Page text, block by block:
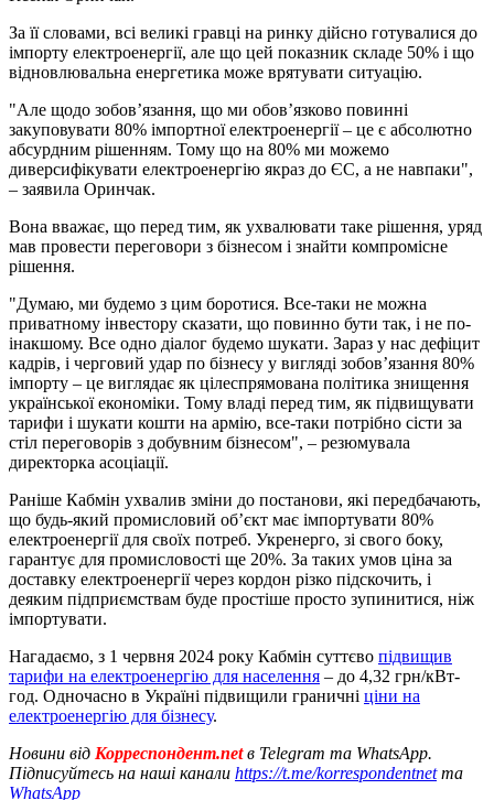
За її словами, всі великі гравці на ринку дійсно готувалися до
імпорту електроенергії, але що цей показник складе 50% і що
відновлювальна енергетика може врятувати ситуацію.
"Але щодо зобов’язання, що ми обов’язково повинні
закуповувати 80% імпортної електроенергії – це є абсолютно
абсурдним рішенням. Тому що на 80% ми можемо
диверсифікувати електроенергію якраз до ЄС, а не навпаки",
– заявила Оринчак.
Вона вважає, що перед тим, як ухвалювати таке рішення, уряд
мав провести переговори з бізнесом і знайти компромісне
рішення.
"Думаю, ми будемо з цим боротися. Все-таки не можна
приватному інвестору сказати, що повинно бути так, і не по-
інакшому. Все одно діалог будемо шукати. Зараз у нас дефіцит
кадрів, і черговий удар по бізнесу у вигляді зобов’язання 80%
імпорту – це виглядає як цілеспрямована політика знищення
української економіки. Тому владі перед тим, як підвищувати
тарифи і шукати кошти на армію, все-таки потрібно сісти за
стіл переговорів з добувним бізнесом", – резюмувала
директорка асоціації.
Раніше Кабмін ухвалив зміни до постанови, які передбачають,
що будь-який промисловий об’єкт має імпортувати 80%
електроенергії для своїх потреб. Укренерго, зі свого боку,
гарантує для промисловості ще 20%. За таких умов ціна за
доставку електроенергії через кордон різко підскочить, і
деяким підприємствам буде простіше просто зупинитися, ніж
імпортувати.
Нагадаємо, з 1 червня 2024 року Кабмін суттєво підвищив
тарифи на електроенергію для населення – до 4,32 грн/кВт-
год. Одночасно в Україні підвищили граничні ціни на
електроенергію для бізнесу.
Новини від Корреспондент.netв Telegram та WhatsApp.
Підписуйтесь на наші канали https://t.me/korrespondentnetта
WhatsApp